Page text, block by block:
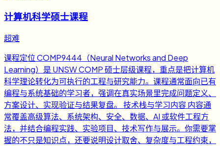
计算机科学硕士课程
超难
课程定位 COMP9444（Neural Networks and Deep
Learning）是 UNSW COMP 硕士层级课程，重点是把计算机
科学理论转化为可执行的工程与研究能力。课程通常面向已有
编程与系统基础的学习者，强调在真实场景里完成问题定义、
方案设计、实现验证与结果复盘。 技术栈与学习内容 内容通
常覆盖高级算法、系统架构、安全、数据、AI 或软件工程方
法，并结合编程实践、实验项目、技术写作与展示。你需要掌
握的不只是知识点，还要说明设计取舍、复杂度与工程约束，